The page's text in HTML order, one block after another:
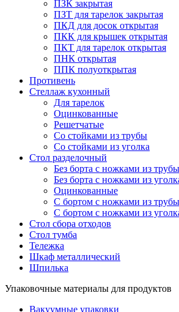
ПЗК закрытая
ПЗТ для тарелок закрытая
ПКД для досок открытая
ПКК для крышек открытая
ПКТ для тарелок открытая
ПНК открытая
ППК полуоткрытая
Противень
Стеллаж кухонный
Для тарелок
Оцинкованные
Решетчатые
Со стойками из трубы
Со стойками из уголка
Стол разделочный
Без борта с ножками из трубы
Без борта с ножками из
Оцинкованные
С бортом с ножками из трубы
С бортом с ножками из
Стол сбора отходов
Стол тумба
Тележка
Шкаф металлический
Шпилька
Упаковочные материалы для продуктов
Вакуумные упаковки